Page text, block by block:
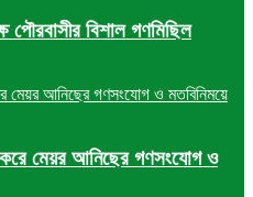
পৌরবাসীর বিশাল গণমিছিল
করে মেয়র আনিছের গণসংযোগ ও